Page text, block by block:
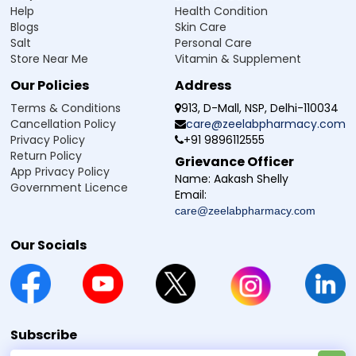
स्थितीसाठी स्वयं दवा न घ्या. कोणताही दवा या उपचार सुरू करणे, बंद करणे या त्याच्यामध्ये बदल करणे
प्रथम नेहमी योग्य डॉक्टरांकडून सल्ला घ्या.
Very good effect ..penis long erection
SAMEER - Verified Buyer
5 on Apr 09, 2026
Review
Super result i really love it
Tushar Prabhakar-Verified Buyer
Excellent
Vishnu Verified Buyer
Review
Help
Blogs
Salt
Store Near Me
Health Condition
Skin Care
Personal Care
Vitamin & Supplement
Our Policies
Terms & Conditions
Cancellation Policy
Privacy Policy
Return Policy
App Privacy Policy
Government Licence
Address
913, D-Mall, NSP, Delhi-110034
care@zeelabpharmacy.com
+91 9896112555
Grievance Officer
Name: Aakash Shelly
Email:
care@zeelabpharmacy.com
Our Socials
Subscribe